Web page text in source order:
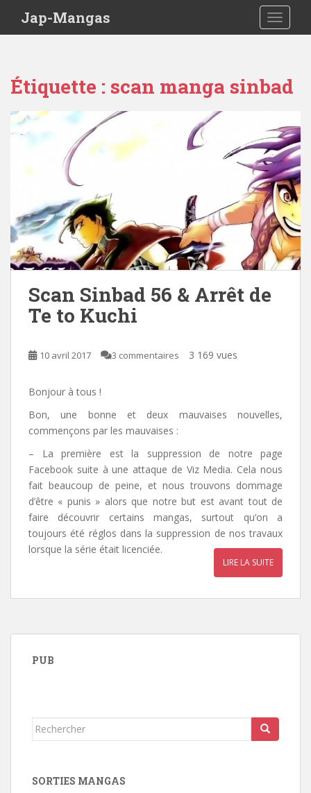
Jap-Mangas
Étiquette : scan manga sinbad
Scan Sinbad 56 & Arrêt de
Te to Kuchi
10 avril 2017 3 commentaires 3 169 vues
Bonjour à tous !
Bon, une bonne et deux mauvaises nouvelles,
commençons par les mauvaises :
– La première est la suppression de notre page
Facebook suite à une attaque de Viz Media. Cela nous
fait beaucoup de peine, et nous trouvons dommage
d’être « punis » alors que notre but est avant tout de
faire découvrir certains mangas, surtout qu’on a
toujours été réglos dans la suppression de nos travaux
lorsque la série était licenciée.
LIRE LA SUITE
PUB
Rechercher...
SORTIES MANGAS